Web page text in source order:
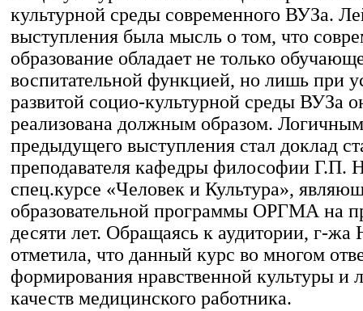
культурной среды современного ВУЗа.
выступления была мысль о том, что
образование обладает не только
воспитательной функцией, но лишь при
развитой социо-культурной среды ВУЗа
реализована должным образом.
предыдущего выступления стал доклад
преподавателя кафедры философии Г.П.
спец.курсе «Человек и Культура»,
образовательной программы ОРГМА на
десяти лет. Обращаясь к аудитории, г-жа
отметила, что данный курс во многом
формирования нравственной культуры и
качеств медицинского работника.